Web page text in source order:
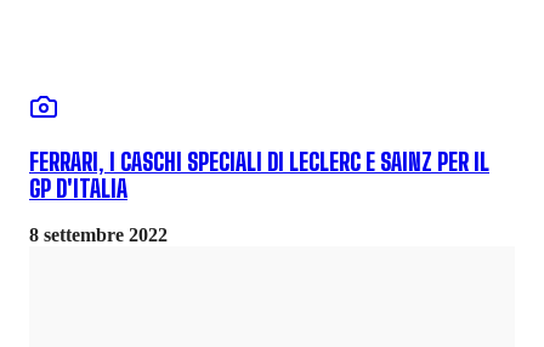
FERRARI, I CASCHI SPECIALI DI LECLERC E SAINZ PER IL
GP D'ITALIA
8 settembre 2022